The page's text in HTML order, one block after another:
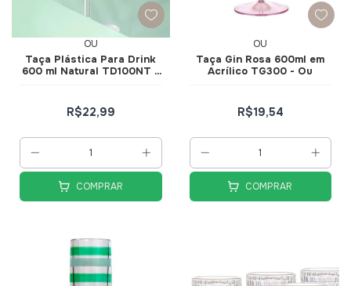
OU
Taça Plástica Para Drink
600 ml Natural TD100NT -
R$22,99
COMPRAR
OU
Taça Gin Rosa 600ml em
Acrílico TG300 - Ou
R$19,54
COMPRAR